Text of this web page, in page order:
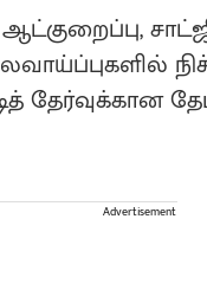
தேர்வுக்கான
Advertisement